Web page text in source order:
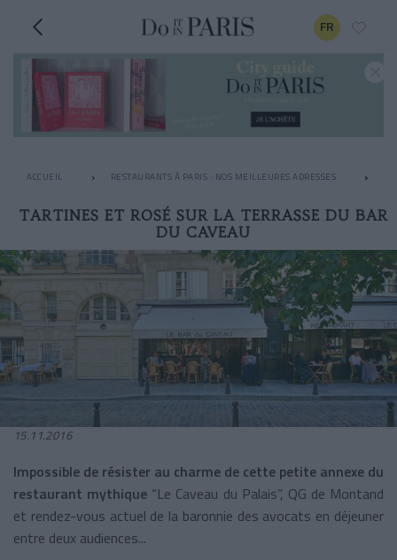
FR
ACCUEIL RESTAURANTS À PARIS : NOS MEILLEURES ADRESSES
TARTINES ET ROSÉ SUR LA TERRASSE DU BAR
DU CAVEAU
15.11.2016
Impossible de résister au charme de cette petite annexe du
restaurant mythique “Le Caveau du Palais”, QG de Montand
et rendez-vous actuel de la baronnie des avocats en déjeuner
entre deux audiences...